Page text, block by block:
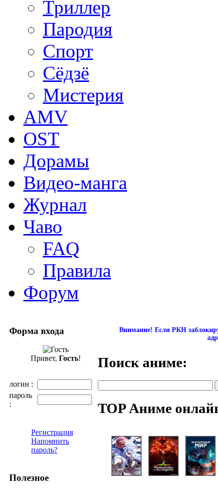
Триллер
Пародия
Спорт
Сёдзё
Мистерия
AMV
OST
Дорамы
Видео-манга
Журнал
Чаво
FAQ
Правила
Форум
Форма входа
Привет, Гость!
логин :
пароль
:
Регистрация
Напомнить
пароль?
Полезное
Внимание! Если РКН
Поиск аниме:
TOP Аниме